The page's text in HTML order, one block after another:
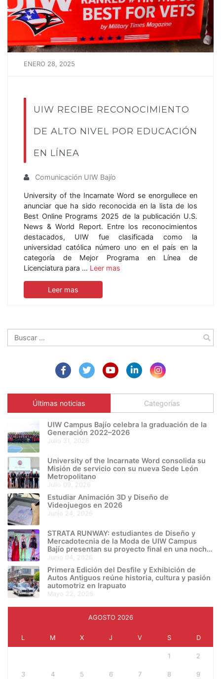
ENERO 28, 2025
UIW RECIBE RECONOCIMIENTO
DE ALTO NIVEL POR EDUCACIÓN
EN LÍNEA
Comunicación UIW Bajío
University of the Incarnate Word se enorgullece en
anunciar que ha sido reconocida en la lista de los
Best Online Programs 2025 de la publicación U.S.
News & World Report. Entre los reconocimientos
destacados, UIW fue clasificada como la
universidad católica número uno en el país en la
categoría de Mejor Programa en Línea de
Licenciatura para … Leer mas
Leer mas
Buscar:
Últimas noticias Categorías
UIW Campus Bajío celebra la graduación de la
Generación 2022–2026
julio 31, 2026
University of the Incarnate Word consolida su
Misión de servicio con su nueva Sede León
Metropolitano
julio 09, 2026
Estudiar Animación 3D y Diseño de
Videojuegos en 2026
junio 24, 2026
STRATA RUNWAY: estudiantes de Diseño y
Mercadotecnia de la Moda de UIW Campus
Bajío presentan su proyecto final en una noche
de creatividad e innovación
junio 04, 2026
Primera Edición del Desfile y Exhibición de
Autos Antiguos reúne historia, cultura y pasión
automotriz en Irapuato
mayo 22, 2026
AGOSTO 2026
L M X J V S D
1 2
3 4 5 6 7 8 9